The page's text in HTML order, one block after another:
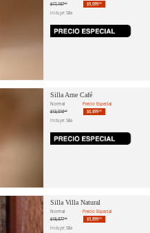
$17,167.92
$9,099.00
Incluye: Silla
Silla Arne Café
Normal
$13,016.98
Precio Especial
$6,899.00
Incluye: Silla
Silla Villa Natural
Normal
$18,677.36
Precio Especial
$9,899.00
Incluye: Silla